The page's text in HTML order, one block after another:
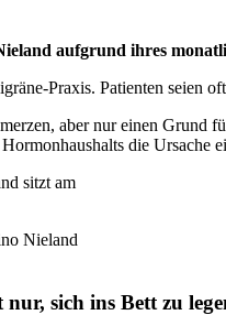
aufgrund ihres
Praxis. Patienten seien
aber nur einen Grund
die Ursache
Nieland
sich ins Bett zu